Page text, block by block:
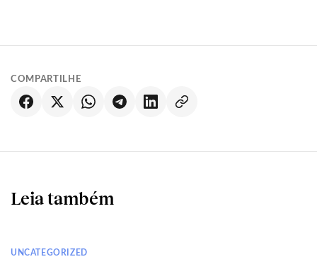
COMPARTILHE
Leia também
UNCATEGORIZED